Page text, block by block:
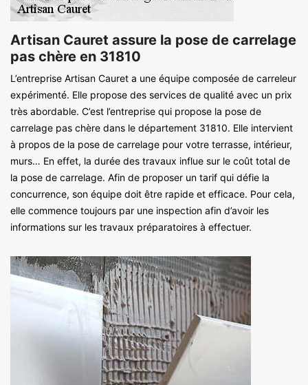
Artisan Cauret assure la pose de carrelage
pas chère en 31810
L’entreprise Artisan Cauret a une équipe composée de carreleur
expérimenté. Elle propose des services de qualité avec un prix
très abordable. C’est l’entreprise qui propose la pose de
carrelage pas chère dans le département 31810. Elle intervient
à propos de la pose de carrelage pour votre terrasse, intérieur,
murs… En effet, la durée des travaux influe sur le coût total de
la pose de carrelage. Afin de proposer un tarif qui défie la
concurrence, son équipe doit être rapide et efficace. Pour cela,
elle commence toujours par une inspection afin d’avoir les
informations sur les travaux préparatoires à effectuer.